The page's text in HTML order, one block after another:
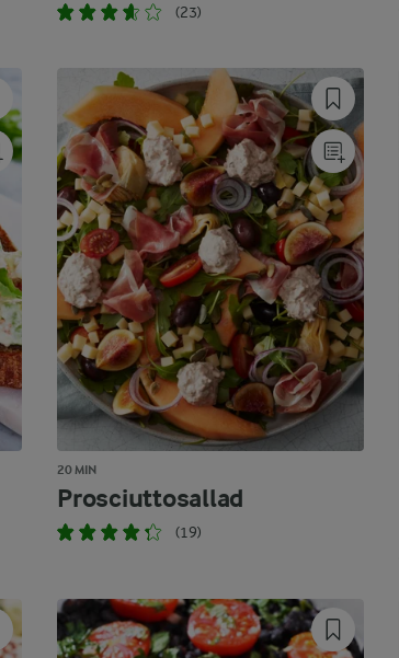
(23)
20 MIN
Prosciuttosallad
(19)